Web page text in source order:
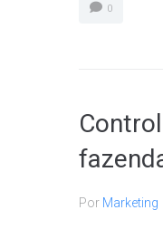
0
Por Marketing